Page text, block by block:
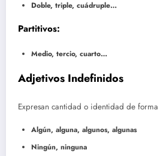
Doble, triple, cuádruple…
Partitivos:
Medio, tercio, cuarto…
Adjetivos Indefinidos
Expresan cantidad o identidad de
Algún, alguna, algunos, algunas
Ningún, ninguna